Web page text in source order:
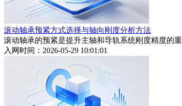
滚动轴承预紧方式选择与轴向刚度分析方法
滚动轴承的预紧是提升主轴和导轨系统刚度精度的
入网时间：2026-05-29 10:01:01